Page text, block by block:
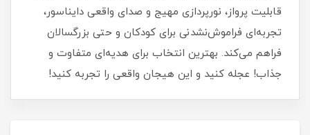
قابلیت پرواز، نورپردازی مهیج و صدای واقعی دایناسور،
تجربه‌ای فراموش‌نشدنی برای کودکان و حتی بزرگسالان
فراهم می‌کند. بهترین انتخاب برای هدیه‌ای متفاوت و
جذاب! عجله کنید و این هیجان واقعی را تجربه کنید!